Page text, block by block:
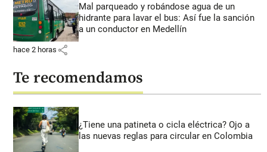
Mal parqueado y robándose agua de un
hidrante para lavar el bus: Así fue la sanción
a un conductor en Medellín
hace 2 horas share
Te recomendamos
¿Tiene una patineta o cicla eléctrica? Ojo a
las nuevas reglas para circular en Colombia